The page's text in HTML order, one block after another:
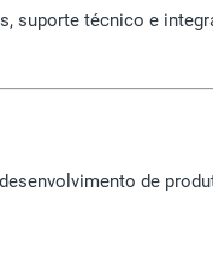
suporte técnico e
de